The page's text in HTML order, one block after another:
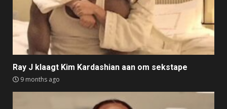
Ray J klaagt Kim Kardashian aan om sekstape
9 months ago